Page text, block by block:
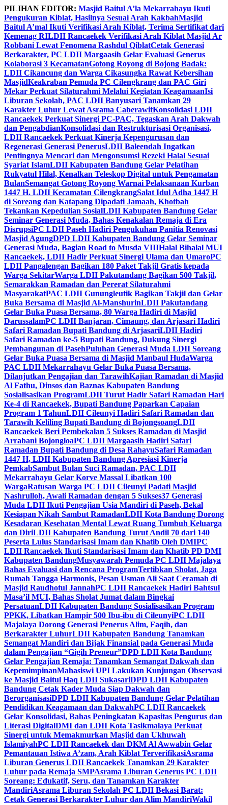
Skip
to
content
PILIHAN EDITOR: Masjid Baitul A’la Mekarrahayu Ikuti
Pengukuran Kiblat, Hasilnya Sesuai Arah KakbahMasjid
Baitul A’mal Ikuti Verifikasi Arah Kiblat, Terima Sertifikat dari
Kemenag RILDII Rancaekek Verifikasi Arah Kiblat Masjid Ar
Robbani Lewat Fenomena Rashdul QiblatCetak Generasi
Berkarakter, PC LDII Margaasih Gelar Evaluasi Generus
Kolaborasi 3 KecamatanGotong Royong di Bojong Badak:
LDII Cikancung dan Warga Cikasungka Rawat Kebersihan
MasjidKeakraban Pemuda PC Cilengkrang dan PAC Giri
Mekar Perkuat Silaturahmi Melalui Kegiatan KeagamaanIsi
Liburan Sekolah, PAC LDII Banyusari Tanamkan 29
Karakter Luhur Lewat Asrama CaberawitKonsolidasi LDII
Rancaekek Perkuat Sinergi PC-PAC, Tegaskan Arah Dakwah
dan PengabdianKonsolidasi dan Restrukturisasi Organisasi,
LDII Rancaekek Perkuat Kinerja Kepengurusan dan
Regenerasi Generasi PenerusLDII Baleendah Ingatkan
Pentingnya Mencari dan Mengonsumsi Rezeki Halal Sesuai
Syariat IslamLDII Kabupaten Bandung Gelar Pelatihan
Rukyatul Hilal, Kenalkan Teleskop Digital untuk Pengamatan
BulanSemangat Gotong Royong Warnai Pelaksanaan Kurban
1447 H. LDII Kecamatan CilengkrangSalat Idul Adha 1447 H
di Soreang dan Katapang Dipadati Jamaah, Khotbah
Tekankan Kepedulian SosialLDII Kabupaten Bandung Gelar
Seminar Generasi Muda, Bahas Kenakalan Remaja di Era
DisrupsiPC LDII Paseh Hadiri Pengukuhan Panitia Renovasi
Masjid AgungDPD LDII Kabupaten Bandung Gelar Seminar
Generasi Muda, Bagian Road to Musda VIIIHalal Bihalal MUI
Rancaekek, LDII Hadir Perkuat Sinergi Ulama dan UmaroPC
LDII Pangalengan Bagikan 180 Paket Takjil Gratis kepada
Warga SekitarWarga LDII Pakutandang Bagikan 500 Takjil,
Semarakkan Ramadan dan Pererat Silaturahmi
MasyarakatPAC LDII Gunungleutik Bagikan Takjil dan Gelar
Buka Bersama di Masjid Al-ManshurinLDII Pakutandang
Gelar Buka Puasa Bersama, 80 Warga Hadiri di Masjid
DarussalamPC LDII Banjaran, Cimaung, dan Arjasari Hadiri
Safari Ramadan Bupati Bandung di ArjasariLDII Hadiri
Safari Ramadan ke-5 Bupati Bandung, Dukung Sinergi
Pembangunan di PasehPuluhan Generasi Muda LDII Soreang
Gelar Buka Puasa Bersama di Masjid Manbaul HudaWarga
PAC LDII Mekarrahayu Gelar Buka Puasa Bersama,
Dilanjutkan Pengajian dan TarawihKajian Ramadan di Masjid
Al Fathu, Dinsos dan Baznas Kabupaten Bandung
Sosialisasikan ProgramLDII Turut Hadir Safari Ramadan Hari
Ke-4 di Rancaekek, Bupati Bandung Paparkan Capaian
Program 1 TahunLDII Cileunyi Hadiri Safari Ramadan dan
Tarawih Keliling Bupati Bandung di BojongsoangLDII
Rancaekek Beri Pembekalan 5 Sukses Ramadan di Masjid
Arrabani BojongloaPC LDII Margaasih Hadiri Safari
Ramadan Bupati Bandung di Desa RahayuSafari Ramadan
1447 H, LDII Kabupaten Bandung Apresiasi Kinerja
PemkabSambut Bulan Suci Ramadan, PAC LDII
Mekarrahayu Gelar Korve Massal Libatkan 100
WargaRatusan Warga PC LDII Cileunyi Padati Masjid
Nashrulloh, Awali Ramadan dengan 5 Sukses37 Generasi
Muda LDII Ikuti Pengajian Usia Mandiri di Paseh, Bekal
Kesiapan Nikah Sambut RamadanLDII Kota Bandung Dorong
Kesadaran Kesehatan Mental Lewat Ruang Tumbuh Keluarga
dan DiriLDII Kabupaten Bandung Turut Andil 70 dari 140
Peserta Lulus Standarisasi Imam dan Khatib Oleh DMIPC
LDII Rancaekek Ikuti Standarisasi Imam dan Khatib PD DMI
Kabupaten BandungMusyawarah Pemuda PC LDII Majalaya
Bahas Evaluasi dan Rencana ProgramTertibkan Sholat, Jaga
Rumah Tangga Harmonis, Pesan Usman Ali Saat Ceramah di
Masjid Raudhotul JannahPC LDII Rancaekek Hadiri Bahtsul
Masa’il MUI, Bahas Sholat Jumat dalam Bingkai
PersatuanLDII Kabupaten Bandung Sosialisasikan Program
PPKK, Libatkan Hampir 500 Ibu-ibu di CileunyiPC LDII
Majalaya Dorong Generasi Penerus Alim, Faqih, dan
Berkarakter LuhurLDII Kabupaten Bandung Tanamkan
Semangat Mandiri dan Bijak Finansial pada Generasi Muda
dalam Pengajian “Gigih Preneur”DPD LDII Kota Bandung
Gelar Pengajian Remaja: Tanamkan Semangat Dakwah dan
KepemimpinanMahasiswi UPI Lakukan Kunjungan Observasi
ke Masjid Baitul Haq LDII SukasariDPD LDII Kabupaten
Bandung Cetak Kader Muda Siap Dakwah dan
BerorganisasiDPD LDII Kabupaten Bandung Gelar Pelatihan
Pendidikan Keagamaan dan DakwahPC LDII Rancaekek
Gelar Konsolidasi, Bahas Peningkatan Kapasitas Pengurus dan
Literasi DigitalDMI dan LDII Kota Tasikmalaya Perkuat
Sinergi untuk Memakmurkan Masjid dan Ukhuwah
IslamiyahPC LDII Rancaekek dan DKM Al Awwabin Gelar
Pemantauan Istiwa A’zam, Arah Kiblat TerverifikasiAsrama
Liburan Generus LDII Rancaekek Tanamkan 29 Karakter
Luhur pada Remaja SMPAsrama Liburan Generus PC LDII
Soreang: Edukatif, Seru, dan Tanamkan Karakter
MandiriAsrama Liburan Sekolah PC LDII Bekasi Barat:
Cetak Generasi Berkarakter Luhur dan Alim MandiriWakil